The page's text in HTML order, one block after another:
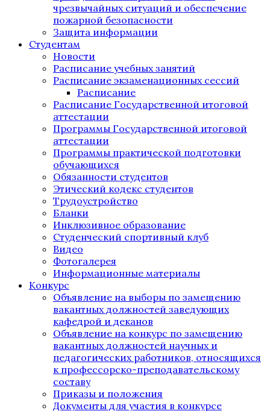
чрезвычайных ситуаций и обеспечение
пожарной безопасности
Защита информации
Студентам
Новости
Расписание учебных занятий
Расписание экзаменационных сессий
Расписание
Расписание Государственной итоговой
аттестации
Программы Государственной итоговой
аттестации
Программы практической подготовки
обучающихся
Обязанности студентов
Этический кодекс студентов
Трудоустройство
Бланки
Инклюзивное образование
Студенческий спортивный клуб
Видео
Фотогалерея
Информационные материалы
Конкурс
Объявление на выборы по замещению
вакантных должностей заведующих
кафедрой и деканов
Объявление на конкурс по замещению
вакантных должностей научных и
педагогических работников, относящихся
к профессорско-преподавательскому
составу
Приказы и положения
Документы для участия в конкурсе